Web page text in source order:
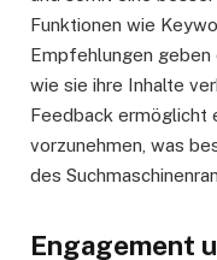
Funktionen wie
Empfehlungen
wie sie ihre Inhalte
Feedback ermöglicht
vorzunehmen, was
des
Engagement